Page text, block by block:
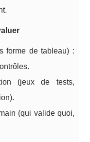
forme de tableau) :
(jeux de tests,
(qui valide quoi,